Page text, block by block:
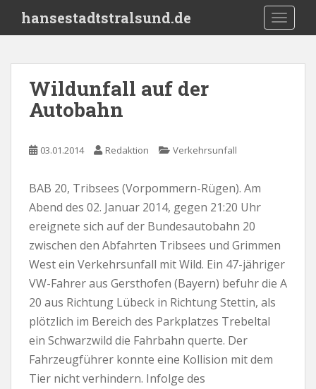
i
hansestadtstralsund.de
Wildunfall auf der
Autobahn
03.01.2014 Redaktion Verkehrsunfall
BAB 20, Tribsees (Vorpommern-Rügen). Am
Abend des 02. Januar 2014, gegen 21:20 Uhr
ereignete sich auf der Bundesautobahn 20
zwischen den Abfahrten Tribsees und Grimmen
West ein Verkehrsunfall mit Wild. Ein 47-jähriger
VW-Fahrer aus Gersthofen (Bayern) befuhr die A
20 aus Richtung Lübeck in Richtung Stettin, als
plötzlich im Bereich des Parkplatzes Trebeltal
ein Schwarzwild die Fahrbahn querte. Der
Fahrzeugführer konnte eine Kollision mit dem
Tier nicht verhindern. Infolge des